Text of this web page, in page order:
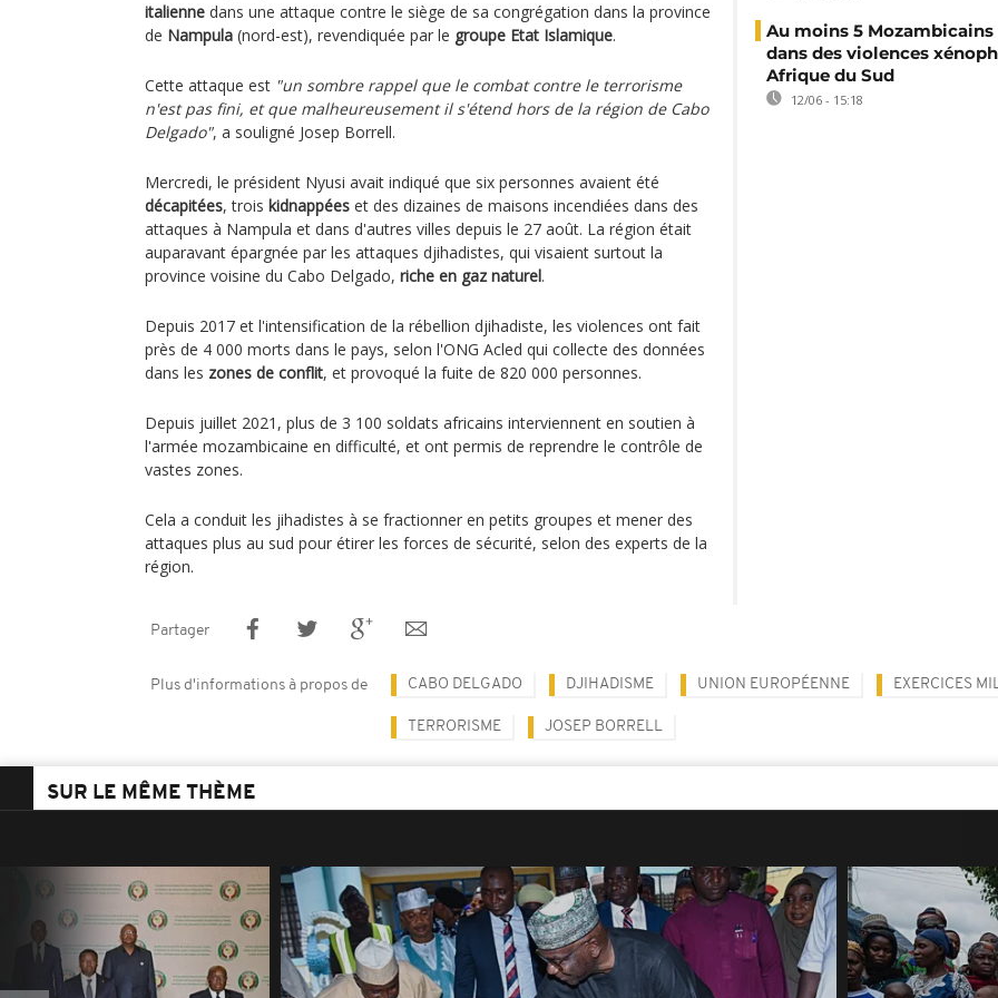
italienne dans une attaque contre le siège de sa congrégation dans la province
de Nampula (nord-est), revendiquée par le groupe Etat Islamique.
Cette attaque est "un sombre rappel que le combat contre le terrorisme
n'est pas fini, et que malheureusement il s'étend hors de la région de Cabo
Delgado", a souligné Josep Borrell.
Mercredi, le président Nyusi avait indiqué que six personnes avaient été
décapitées, trois kidnappées et des dizaines de maisons incendiées dans des
attaques à Nampula et dans d'autres villes depuis le 27 août. La région était
auparavant épargnée par les attaques djihadistes, qui visaient surtout la
province voisine du Cabo Delgado, riche en gaz naturel.
Depuis 2017 et l'intensification de la rébellion djihadiste, les violences ont fait
près de 4 000 morts dans le pays, selon l'ONG Acled qui collecte des données
dans les zones de conflit, et provoqué la fuite de 820 000 personnes.
Depuis juillet 2021, plus de 3 100 soldats africains interviennent en soutien à
l'armée mozambicaine en difficulté, et ont permis de reprendre le contrôle de
vastes zones.
Cela a conduit les jihadistes à se fractionner en petits groupes et mener des
attaques plus au sud pour étirer les forces de sécurité, selon des experts de la
région.
Au moins 5 Mozambicains
dans des violences
Afrique du Sud
12/06 - 15:18
Partager
Plus d'informations à propos de CABO DELGADO DJIHADISME UNION EUROPÉENNE EXERCICES
TERRORISME JOSEP BORRELL
SUR LE MÊME THÈME